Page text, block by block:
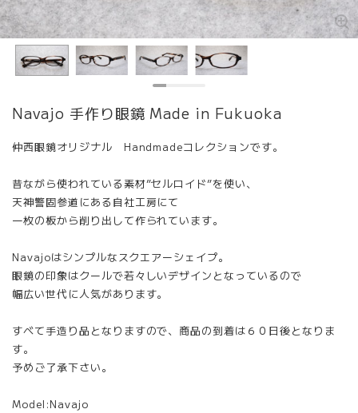
Navajo 手作り眼鏡 Made in Fukuoka
仲西眼鏡オリジナル Handmadeコレクションです。
昔ながら使われている素材”セルロイド”を使い、
天神警固参道にある自社工房にて
一枚の板から削り出して作られています。
Navajoはシンプルなスクエアーシェイプ。
眼鏡の印象はクールで若々しいデザインとなっているので
幅広い世代に人気があります。
すべて手造り品となりますので、商品の到着は６０日後となりま
す。
予めご了承下さい。
Model:Navajo